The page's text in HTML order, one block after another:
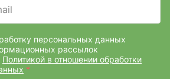
персональных данных
рассылок
Политикой в отношении обработки
*